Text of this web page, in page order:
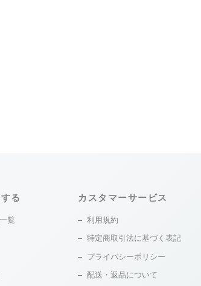
る
覧
カスタマーサービス
利用規約
特定商取引法に基づく表記
プライバシーポリシー
配送・返品について